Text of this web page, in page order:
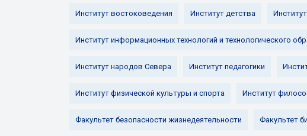
Институт востоковедения Институт детства
Институт информационных технологий и технологического
Институт народов Севера Институт педагогики
Институт физической культуры и спорта Институт
Факультет безопасности жизнедеятельности Факультет